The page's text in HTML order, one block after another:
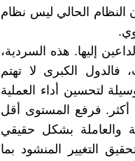
النظام الحالي ليس نظام
إليها. هذه السردية،
الكبرى لا تهتم
لتحسين أداء العملية
أكثر. فرفع المستوى أقل
والعاملة بشكل حقيقي
التغيير المنشود بما